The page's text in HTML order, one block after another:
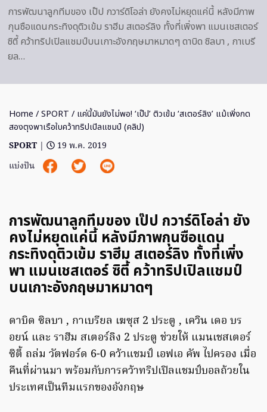
การพัฒนาลูกทีมของ เป๊ป กวาร์ดิโอล่า ยังคงไม่หยุดแค่นี้ หลังมีภาพ
กุนซือแดนกระทิงดุติวเข้ม ราฮีม สเตอร์ลิง ทั้งที่เพิ่งพา แมนเชสเตอร์
ซิตี้ คว้าทริปเปิลแชมป์บนเกาะอังกฤษมาหมาดๆ ดาบิด ซิลบา , กาเบรี
ยล…
Home /SPORT / แค่นี้มันยังไม่พอ! ‘เป๊ป’ ติวเข้ม ‘สเตอร์ลิง’ แม้เพิ่งกด
สองตุงพาเรือใบคว้าทริปเปิลแชมป์ (คลิป)
SPORT |
19 พ.ค. 2019
แบ่งปัน
การพัฒนาลูกทีมของ เป๊ป กวาร์ดิโอล่า ยัง
คงไม่หยุดแค่นี้ หลังมีภาพกุนซือแดน
กระทิงดุติวเข้ม ราฮีม สเตอร์ลิง ทั้งที่เพิ่ง
พา แมนเชสเตอร์ ซิตี้ คว้าทริปเปิลแชมป์
บนเกาะอังกฤษมาหมาดๆ
ดาบิด ซิลบา , กาเบรียล เฆซุส 2 ประตู , เควิน เดอ บร
อยน์ และ ราฮีม สเตอร์ลิง 2 ประตู ช่วยให้ แมนเชสเตอร์
ซิตี้ ถล่ม วัตฟอร์ด 6-0 คว้าแชมป์ เอฟเอ คัพ ไปครอง เมื่อ
คืนที่ผ่านมา พร้อมกับการคว้าทริปเปิลแชมป์บอลถ้วยใน
ประเทศเป็นทีมแรกของอังกฤษ